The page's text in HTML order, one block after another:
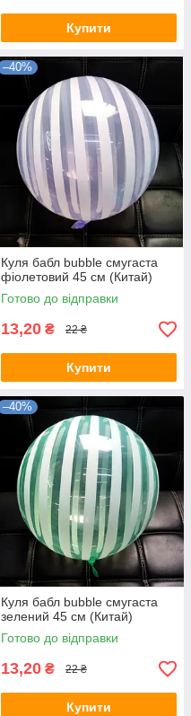
Купити
–40%
Куля бабл bubble смугаста
фіолетовий 45 см (Китай)
Готово до відправки
13,20 ₴ 22 ₴
Купити
–40%
Куля бабл bubble смугаста
зелений 45 см (Китай)
Готово до відправки
13,20 ₴ 22 ₴
Купити